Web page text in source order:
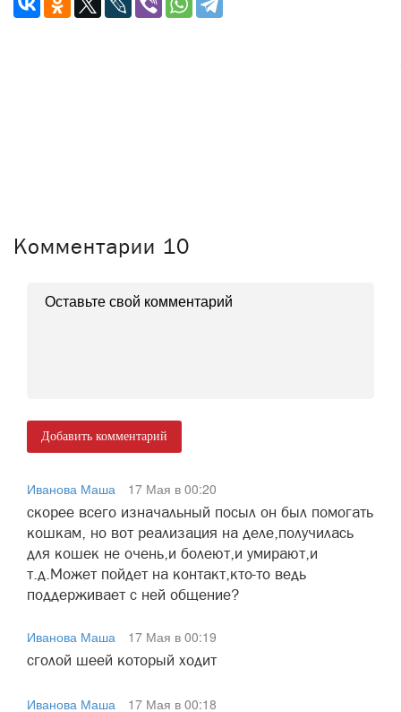
Комментарии 10
Добавить комментарий
Иванова Маша
17 Мая в 00:20
скорее всего изначальный посыл он был помогать
кошкам, но вот реализация на деле,получилась
для кошек не очень,и болеют,и умирают,и
т.д.Может пойдет на контакт,кто-то ведь
поддерживает с ней общение?
Иванова Маша
17 Мая в 00:19
сголой шеей который ходит
Иванова Маша 17 Мая в 00:18